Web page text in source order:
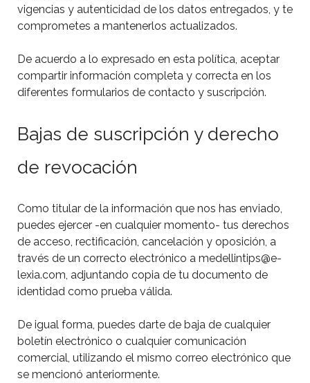
vigencias y autenticidad de los datos entregados, y te
comprometes a mantenerlos actualizados.
De acuerdo a lo expresado en esta política, aceptar
compartir información completa y correcta en los
diferentes formularios de contacto y suscripción.
Bajas de suscripción y derecho
de revocación
Como titular de la información que nos has enviado,
puedes ejercer -en cualquier momento- tus derechos
de acceso, rectificación, cancelación y oposición, a
través de un correcto electrónico a medellintips@e-
lexia.com, adjuntando copia de tu documento de
identidad como prueba válida.
De igual forma, puedes darte de baja de cualquier
boletín electrónico o cualquier comunicación
comercial, utilizando el mismo correo electrónico que
se mencionó anteriormente.